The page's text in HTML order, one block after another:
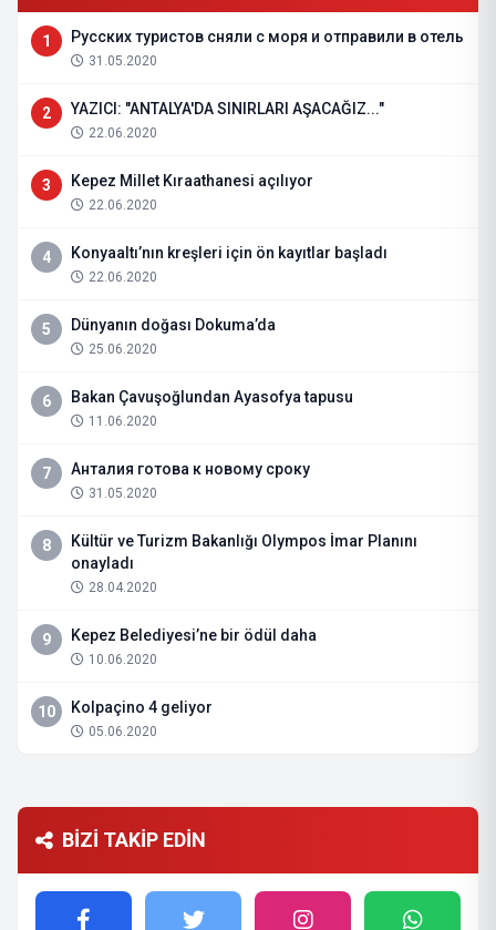
1 Русских туристов сняли с моря и отправили в отель
31.05.2020
2 YAZICI: "ANTALYA'DA SINIRLARI AŞACAĞIZ..."
22.06.2020
3 Kepez Millet Kıraathanesi açılıyor
22.06.2020
4 Konyaaltı’nın kreşleri için ön kayıtlar başladı
22.06.2020
5 Dünyanın doğası Dokuma’da
25.06.2020
6 Bakan Çavuşoğlundan Ayasofya tapusu
11.06.2020
7 Анталия готова к новому сроку
31.05.2020
8
Kültür ve Turizm Bakanlığı Olympos İmar Planını
onayladı
28.04.2020
9 Kepez Belediyesi’ne bir ödül daha
10.06.2020
10 Kolpaçino 4 geliyor
05.06.2020
BİZİ TAKİP EDİN